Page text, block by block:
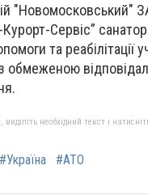
"Новомосковський"
Сервіс”
та реабілітації
обмеженою
необхідний текст і
#Україна #АТО